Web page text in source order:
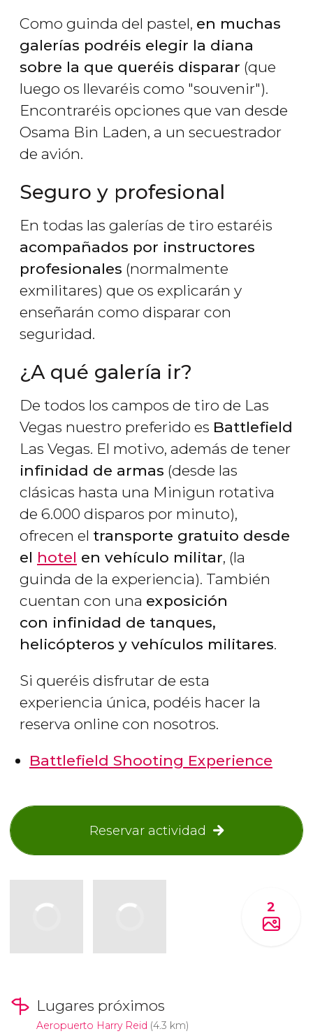
Como guinda del pastel, en muchas
galerías podréis elegir la diana
sobre la que queréis disparar (que
luego os llevaréis como "souvenir").
Encontraréis opciones que van desde
Osama Bin Laden, a un secuestrador
de avión.
Seguro y profesional
En todas las galerías de tiro estaréis
acompañados por instructores
profesionales (normalmente
exmilitares) que os explicarán y
enseñarán como disparar con
seguridad.
¿A qué galería ir?
De todos los campos de tiro de Las
Vegas nuestro preferido es Battlefield
Las Vegas. El motivo, además de tener
infinidad de armas (desde las
clásicas hasta una Minigun rotativa
de 6.000 disparos por minuto),
ofrecen el transporte gratuito desde
el hotel en vehículo militar, (la
guinda de la experiencia). También
cuentan con una exposición
con infinidad de tanques,
helicópteros y vehículos militares.
Si queréis disfrutar de esta
experiencia única, podéis hacer la
reserva online con nosotros.
Battlefield Shooting Experience
Reservar actividad
2
Lugares próximos
Aeropuerto Harry Reid (4.3 km)